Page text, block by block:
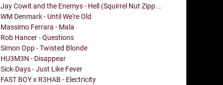
Jay Cowit and the Enemys - Hell (Squirrel Nut Zipp...
WM Denmark - Until We're Old
Massimo Ferrara - Mala
Rob Hancer - Questions
Simon Opp - Twisted Blonde
HU3M3N - Disappear
Sick-Days - Just Like Fever
FAST BOY x R3HAB - Electricity